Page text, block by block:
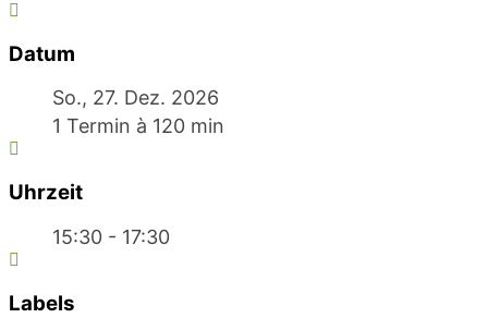
Datum
So., 27. Dez. 2026
1 Termin à 120 min
Uhrzeit
15:30 - 17:30
Labels